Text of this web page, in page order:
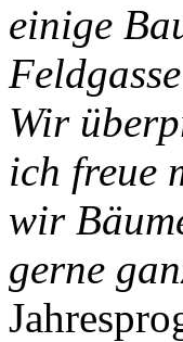
einige
Wir
ich freue
wir
gerne